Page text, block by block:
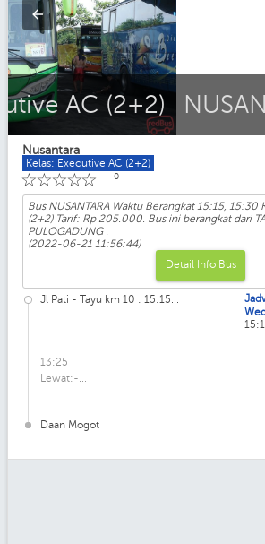
NUSANTARA
Nusantara
Kelas: Executive AC (2+2)
☆
☆
☆
☆
☆ 0
Bus NUSANTARA Waktu Berangkat 15:15, 15:30
(2+2) Tarif: Rp 205.000. Bus ini berangkat dari
PULOGADUNG .
(2022-06-21 11:56:44)
Detail Info Bus
Jl Pati - Tayu km 10 : 15:15...
13:25
Lewat:-...
Daan Mogot